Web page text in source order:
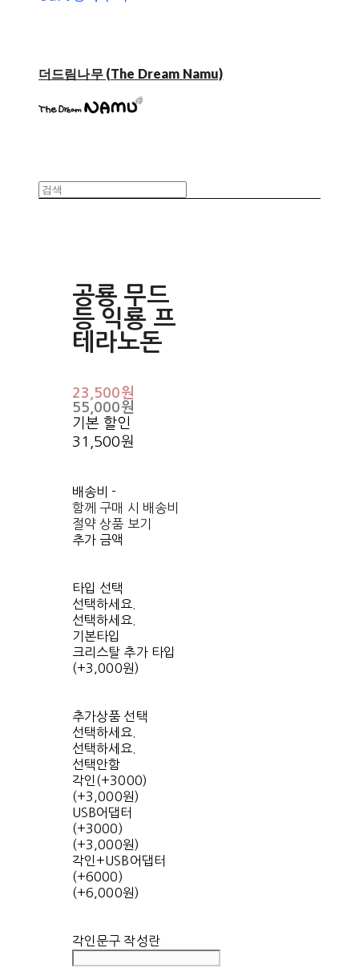
더드림나무 (The Dream Namu)
공룡 무드
등 익룡 프
테라노돈
23,500원
55,000원
기본 할인
31,500원
배송비-
함께 구매 시 배송비
절약 상품 보기
추가 금액
타입 선택
선택하세요.
선택하세요.
기본타입
크리스탈 추가 타입
(+3,000원)
추가상품 선택
선택하세요.
선택하세요.
선택안함
각인(+3000)
(+3,000원)
USB어댑터
(+3000)
(+3,000원)
각인+USB어댑터
(+6000)
(+6,000원)
각인문구 작성란